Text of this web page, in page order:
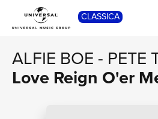
CLASSICA
ALFIE BOE- PETE
Love Reign O'er